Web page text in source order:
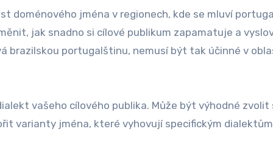
doménového jména v regionech, kde se mluví
jak snadno si cílové publikum zapamatuje a
brazilskou portugalštinu, nemusí být tak účinné v
vašeho cílového publika. Může být výhodné zvolit
varianty jména, které vyhovují specifickým